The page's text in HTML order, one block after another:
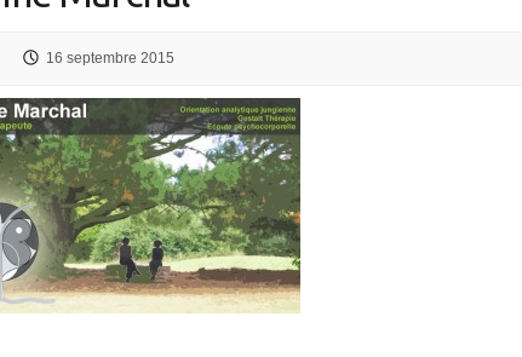
16 septembre 2015